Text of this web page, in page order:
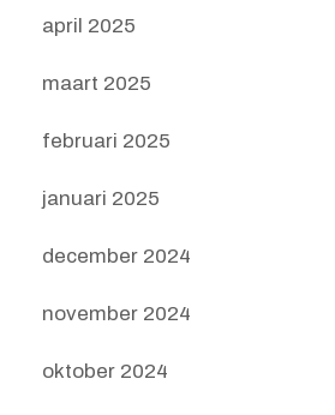
april 2025
maart 2025
februari 2025
januari 2025
december 2024
november 2024
oktober 2024